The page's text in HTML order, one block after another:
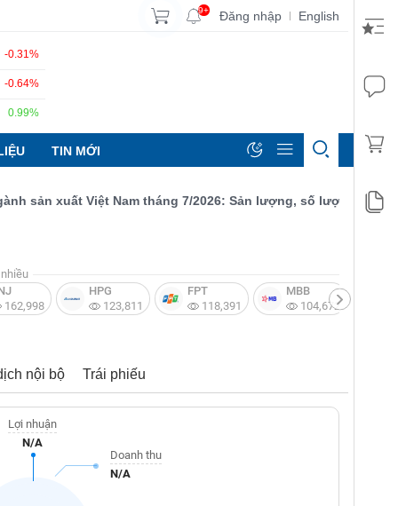
9+ Đăng nhập | English
-0.31%
-0.64%
0.99%
TIN MỚI
xuất Việt Nam tháng 7/2026: Sản lượng, số lượng đơn đặt
162,998
HPG
123,811
FPT
118,391
MBB
104,672
nội bộ Trái phiếu
Lợi nhuận
N/A
Doanh thu
N/A